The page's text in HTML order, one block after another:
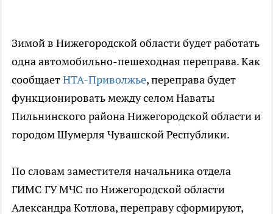
Зимой в Нижегородской области будет работать
одна автомобильно-пешеходная переправа. Как
сообщаетНТА-Приволжье, переправа будет
функционировать между селом Наваты
Пильнинского района Нижегородской области и
городом Шумерля Чувашской Республики.
По словам заместителя начальника отдела
ГИМС ГУ МЧС по Нижегородской области
Александра Котлова, переправу сформируют,